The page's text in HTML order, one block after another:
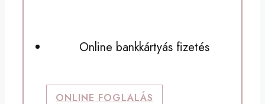
Online bankkártyás fizetés
ONLINE FOGLALÁS